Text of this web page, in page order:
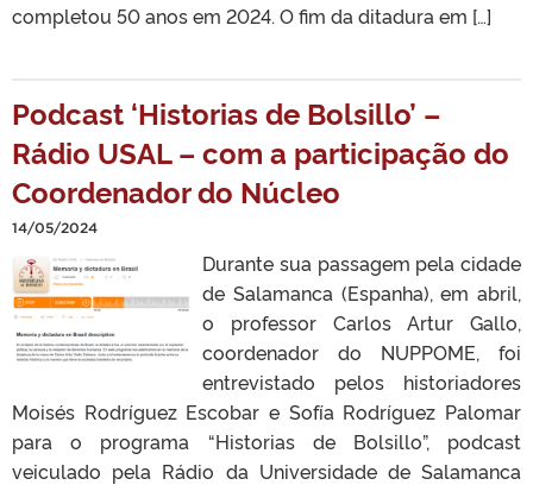
completou 50 anos em 2024. O fim da ditadura em […]
Podcast ‘Historias de Bolsillo’ –
Rádio USAL – com a participação do
Coordenador do Núcleo
14/05/2024
Durante sua passagem pela cidade
de Salamanca (Espanha), em abril,
o professor Carlos Artur Gallo,
coordenador do NUPPOME, foi
entrevistado pelos historiadores
Moisés Rodríguez Escobar e Sofía Rodríguez Palomar
para o programa “Historias de Bolsillo”, podcast
veiculado pela Rádio da Universidade de Salamanca